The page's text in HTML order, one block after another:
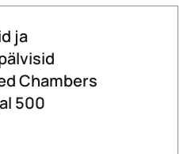
ja
Chambers
500